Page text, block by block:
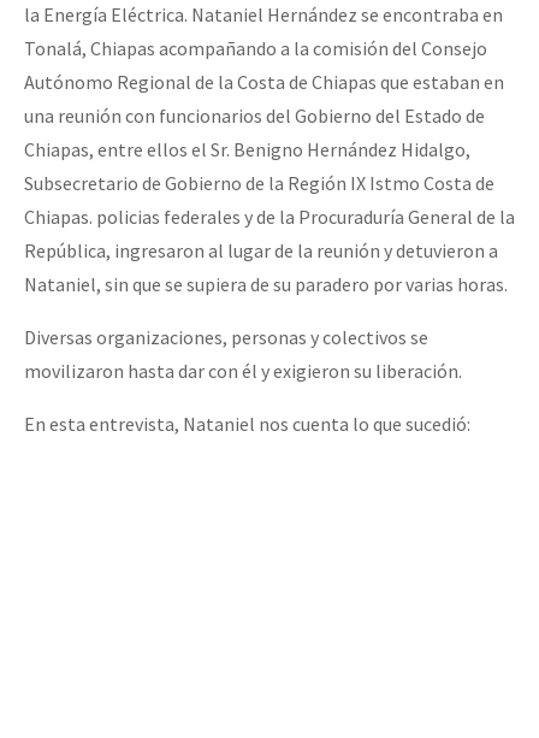
Niñxs
ETIQUETAS
MULTIMEDIA
Audio
Fotorreportaje
Semillero Guerra contra la Humanidad. (Las poblaciones y
“Sonhando a Terra do Bem Virá” se publica no Estado Espanhol
Se o México sabe, que o mundo saiba! Nossas lutas pela
[25 abr – CDMX] Tokín por el CNI: 30 años de Resistencia y
la Energía Eléctrica. Nataniel Hernández se encontraba en
Tonalá, Chiapas acompañando a la comisión del Consejo
Autónomo Regional de la Costa de Chiapas que estaban en
una reunión con funcionarios del Gobierno del Estado de
Chiapas, entre ellos el Sr. Benigno Hernández Hidalgo,
Subsecretario de Gobierno de la Región IX Istmo Costa de
Chiapas. policias federales y de la Procuraduría General de la
República, ingresaron al lugar de la reunión y detuvieron a
Nataniel, sin que se supiera de su paradero por varias horas.
Diversas organizaciones, personas y colectivos se
movilizaron hasta dar con él y exigieron su liberación.
En esta entrevista, Nataniel nos cuenta lo que sucedió: